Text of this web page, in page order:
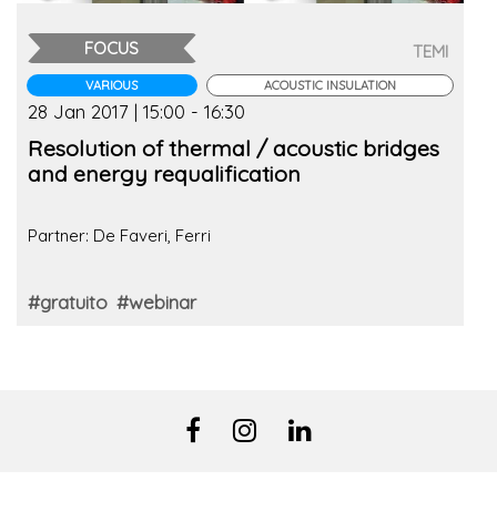
FOCUS
VARIOUS
TEMI
ACOUSTIC INSULATION
28 Jan 2017 | 15:00 - 16:30
Resolution of thermal / acoustic bridges
and energy requalification
Partner: De Faveri, Ferri
#gratuito #webinar